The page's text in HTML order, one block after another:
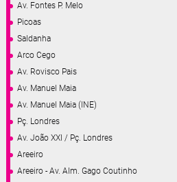
Av. Fontes P. Melo
Picoas
Saldanha
Arco Cego
Av. Rovisco Pais
Av. Manuel Maia
Av. Manuel Maia (INE)
Pç. Londres
Av. João XXI / Pç. Londres
Areeiro
Areeiro - Av. Alm. Gago Coutinho